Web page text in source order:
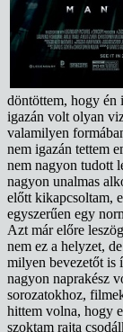
döntöttem, hogy én
igazán volt olyan
valamilyen
nem igazán tettem
nem nagyon tudott
nagyon unalmas
előtt kikapcsoltam,
egyszerűen egy
Azt már előre
nem ez a helyzet,
milyen bevezetőt is
nagyon naprakész
sorozatokhoz,
hittem volna, hogy
szoktam rajta